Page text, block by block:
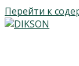
Перейти к